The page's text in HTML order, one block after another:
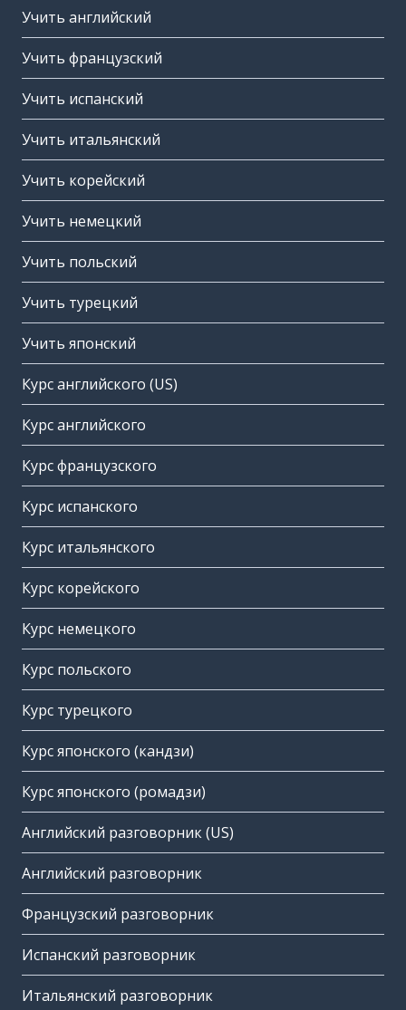
Учить английский
Учить французский
Учить испанский
Учить итальянский
Учить корейский
Учить немецкий
Учить польский
Учить турецкий
Учить японский
Курс английского (US)
Курс английского
Курс французского
Курс испанского
Курс итальянского
Курс корейского
Курс немецкого
Курс польского
Курс турецкого
Курс японского (кандзи)
Курс японского (ромадзи)
Английский разговорник (US)
Английский разговорник
Французский разговорник
Испанский разговорник
Итальянский разговорник